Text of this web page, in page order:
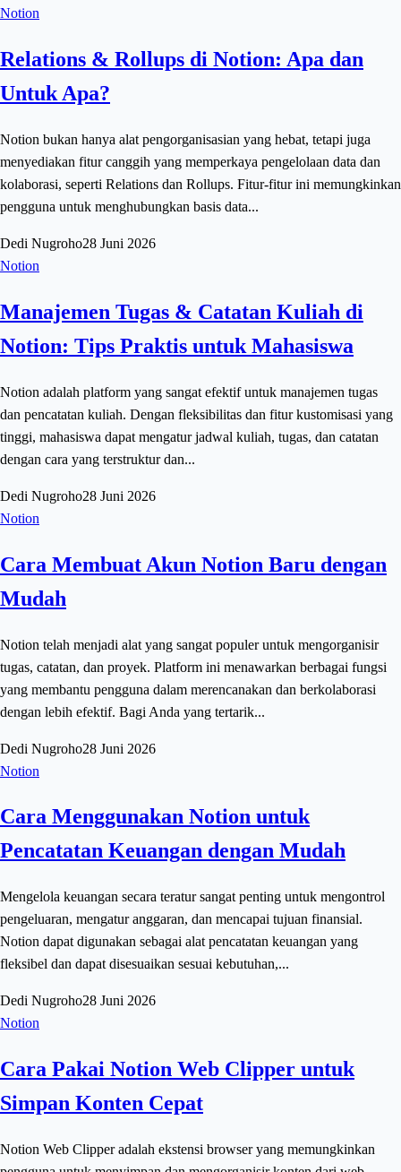
Notion
Relations & Rollups di Notion: Apa dan
Untuk Apa?
Notion bukan hanya alat pengorganisasian yang hebat, tetapi juga
menyediakan fitur canggih yang memperkaya pengelolaan data dan
kolaborasi, seperti Relations dan Rollups. Fitur-fitur ini memungkinkan
pengguna untuk menghubungkan basis data...
Dedi Nugroho28 Juni 2026
Notion
Manajemen Tugas & Catatan Kuliah di
Notion: Tips Praktis untuk Mahasiswa
Notion adalah platform yang sangat efektif untuk manajemen tugas
dan pencatatan kuliah. Dengan fleksibilitas dan fitur kustomisasi yang
tinggi, mahasiswa dapat mengatur jadwal kuliah, tugas, dan catatan
dengan cara yang terstruktur dan...
Dedi Nugroho28 Juni 2026
Notion
Cara Membuat Akun Notion Baru dengan
Mudah
Notion telah menjadi alat yang sangat populer untuk mengorganisir
tugas, catatan, dan proyek. Platform ini menawarkan berbagai fungsi
yang membantu pengguna dalam merencanakan dan berkolaborasi
dengan lebih efektif. Bagi Anda yang tertarik...
Dedi Nugroho28 Juni 2026
Notion
Cara Menggunakan Notion untuk
Pencatatan Keuangan dengan Mudah
Mengelola keuangan secara teratur sangat penting untuk mengontrol
pengeluaran, mengatur anggaran, dan mencapai tujuan finansial.
Notion dapat digunakan sebagai alat pencatatan keuangan yang
fleksibel dan dapat disesuaikan sesuai kebutuhan,...
Dedi Nugroho28 Juni 2026
Notion
Cara Pakai Notion Web Clipper untuk
Simpan Konten Cepat
Notion Web Clipper adalah ekstensi browser yang memungkinkan